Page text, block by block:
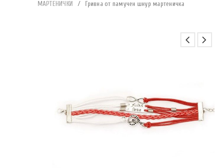
МАРТЕНИЧКИ
/ Гривна от памучен шнур мартеничка